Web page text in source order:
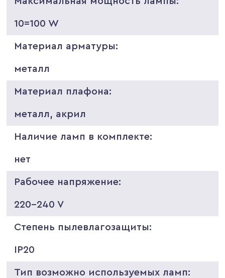
10=100 W
Материал арматуры:
металл
Материал плафона:
металл, акрил
Наличие ламп в комплекте:
нет
Рабочее напряжение:
220-240 V
Степень пылевлагозащиты:
IP20
Тип возможно используемых ламп: